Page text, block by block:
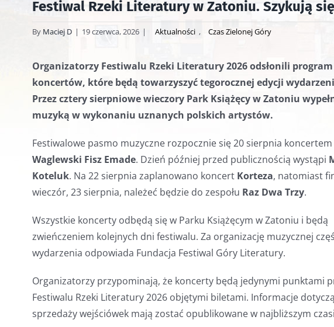
Festiwal Rzeki Literatury w Zatoniu. Szykują
By Maciej D | 19 czerwca, 2026 | Aktualności , Czas Zielonej Góry
Organizatorzy Festiwalu Rzeki Literatury 2026 odsłonili program
koncertów, które będą towarzyszyć tegorocznej edycji
Przez cztery sierpniowe wieczory Park Książęcy w Zatoniu
muzyką w wykonaniu uznanych polskich artystów.
Festiwalowe pasmo muzyczne rozpocznie się 20 sierpnia koncertem
Waglewski Fisz Emade. Dzień później przed publicznością wystąpi
Koteluk. Na 22 sierpnia zaplanowano koncert Korteza, natomiast
wieczór, 23 sierpnia, należeć będzie do zespołu Raz Dwa Trzy.
Wszystkie koncerty odbędą się w Parku Książęcym w Zatoniu i będą
zwieńczeniem kolejnych dni festiwalu. Za organizację muzycznej
wydarzenia odpowiada Fundacja Festiwal Góry Literatury.
Organizatorzy przypominają, że koncerty będą jedynymi punktami
Festiwalu Rzeki Literatury 2026 objętymi biletami. Informacje
sprzedaży wejściówek mają zostać opublikowane w najbliższym